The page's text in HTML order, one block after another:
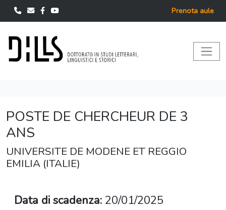
Prenota aule
POSTE DE CHERCHEUR DE 3
ANS
UNIVERSITE DE MODENE ET REGGIO
EMILIA (ITALIE)
Data di scadenza: 20/01/2025